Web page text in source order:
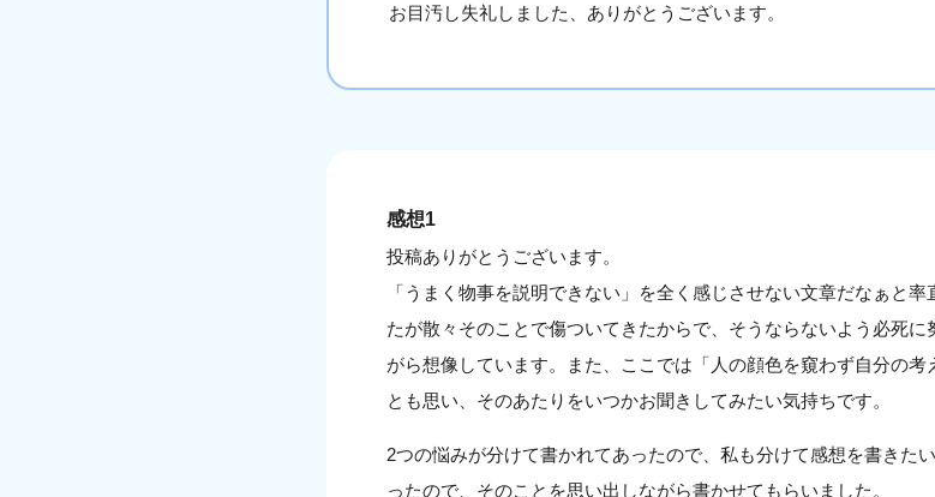
お目汚し失礼しました、ありがとうございます。
感想1
投稿ありがとうございます。
「うまく物事を説明できない」を全く感じさせない文章だなぁと
たが散々そのことで傷ついてきたからで、そうならないよう必死
がら想像しています。また、ここでは「人の顔色を窺わず自分の
とも思い、そのあたりをいつかお聞きしてみたい気持ちです。
2つの悩みが分けて書かれてあったので、私も分けて感想を書きた
ったので、そのことを思い出しながら書かせてもらいました。